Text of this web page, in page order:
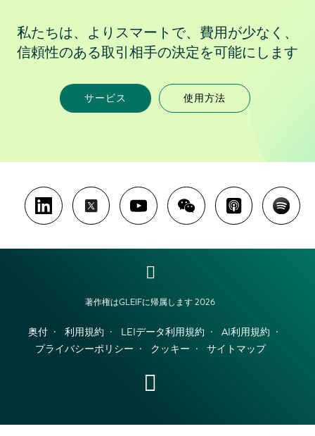
私たちは、よりスマートで、費用が少なく、
信頼性のある取引相手の決定を可能にします
サービス 使用方法
著作権はGLEIFに帰属します 2026
奥付 利用規約 LEIデータ利用規約
AI利用規約
プライバシーポリシー
クッキー サイトマップ